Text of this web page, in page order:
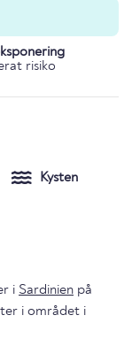
risiko
Kysten
i Sardinien på
i området i